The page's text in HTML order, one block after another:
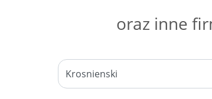
oraz inne